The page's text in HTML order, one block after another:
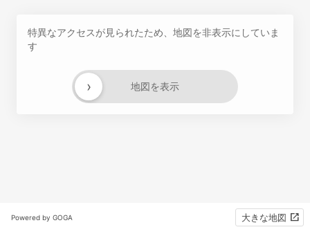
特異なアクセスが見られたため、地図を非表示にしていま
す
地図を表示
›
Powered by GOGA 大きな地図